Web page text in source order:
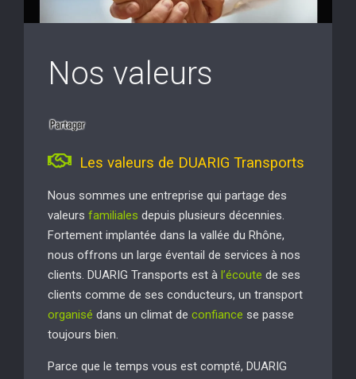
Nos valeurs
Les valeurs de DUARIG Transports
Nous sommes une entreprise qui partage des
valeurs familiales depuis plusieurs décennies.
Fortement implantée dans la vallée du Rhône,
nous offrons un large éventail de services à nos
clients. DUARIG Transports est à l’écoute de ses
clients comme de ses conducteurs, un transport
organisé dans un climat de confiance se passe
toujours bien.
Parce que le temps vous est compté, DUARIG